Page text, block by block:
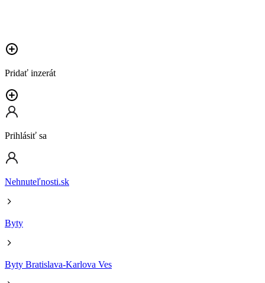
Pridať inzerát
Prihlásiť sa
Nehnuteľnosti.sk
Byty
Byty Bratislava-Karlova Ves